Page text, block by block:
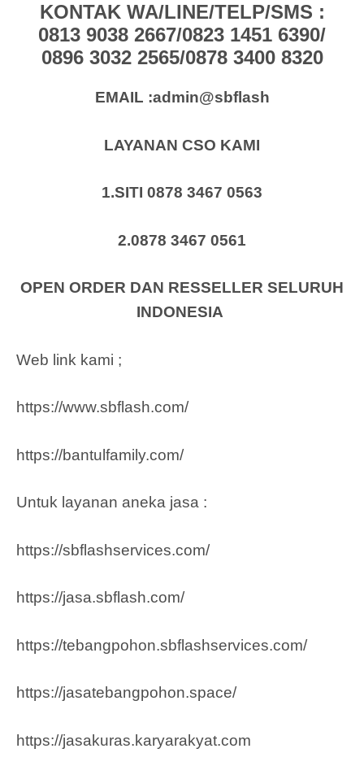
KONTAK WA/LINE/TELP/SMS :
0813 9038 2667/0823 1451 6390/
0896 3032 2565/0878 3400 8320
EMAIL :admin@sbflash
LAYANAN CSO KAMI
1.SITI 0878 3467 0563
2.0878 3467 0561
OPEN ORDER DAN RESSELLER SELURUH
INDONESIA
Web link kami ;
https://www.sbflash.com/
https://bantulfamily.com/
Untuk layanan aneka jasa :
https://sbflashservices.com/
https://jasa.sbflash.com/
https://tebangpohon.sbflashservices.com/
https://jasatebangpohon.space/
https://jasakuras.karyarakyat.com